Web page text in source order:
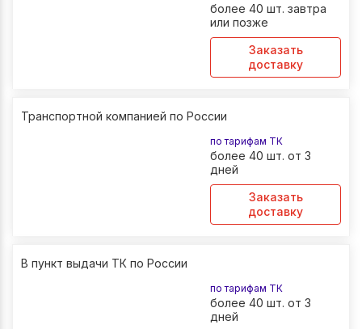
более 40 шт. завтра
или позже
Заказать
доставку
Транспортной компанией по России
по тарифам ТК
более 40 шт. от 3
дней
Заказать
доставку
В пункт выдачи ТК по России
по тарифам ТК
более 40 шт. от 3
дней